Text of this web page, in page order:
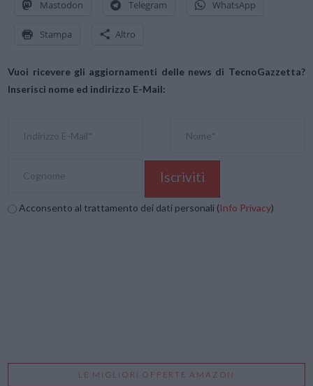
Mastodon Telegram WhatsApp
Stampa Altro
Vuoi ricevere gli aggiornamenti delle news di TecnoGazzetta?
Inserisci nome ed indirizzo E-Mail:
Acconsento al trattamento dei dati personali (Info Privacy)
LE MIGLIORI OFFERTE AMAZON